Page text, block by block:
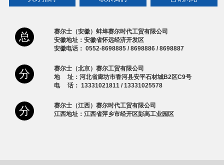
总
赛尔士（安徽）蚌埠赛尔时代工贸有限公司
安徽地址：安徽省怀远经济开发区
安徽电话： 0552-8698885 / 8698886 / 8698887
分
赛尔士（北京）赛尔工贸有限公司
地 址：河北省廊坊市香河县安平石材城B2区C9号
电 话： 13331021811 / 13331025578
分
赛尔士（江西）赛尔时代工贸有限公司
江西地址：江西省萍乡市经开区彭高工业园区